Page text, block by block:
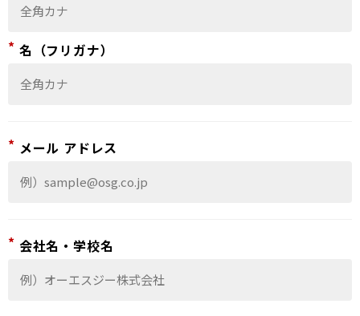
* 名（フリガナ）
* メール アドレス
* 会社名・学校名